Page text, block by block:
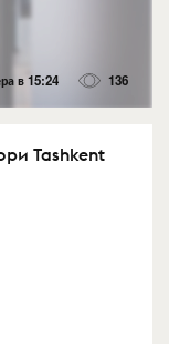
в 15:24 136
Tashkent